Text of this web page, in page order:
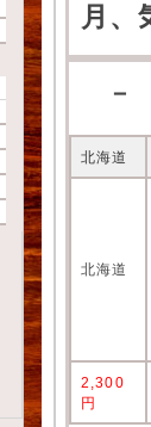
月、
－
北海道
北海道
2,300
円